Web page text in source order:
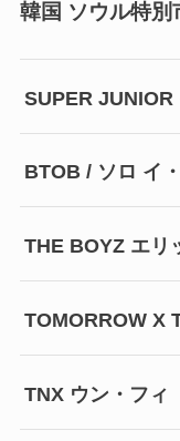
韓国 ソウル特別
SUPER JUNIOR
BTOB / ソロ イ
THE BOYZ エリ
TOMORROW X
TNX ウン・フィ